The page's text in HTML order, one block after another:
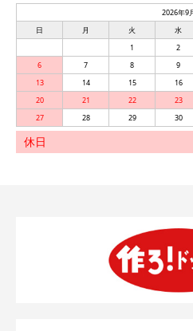
2026年9
日
月 火 水
1
2
6
7 8 9
13
14 15 16
20
21 22 23
27
28 29 30
休日